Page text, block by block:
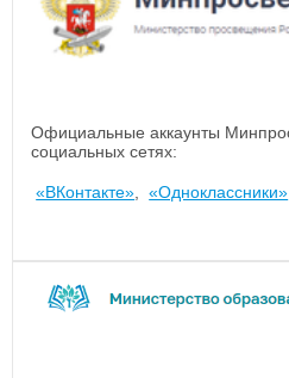
Официальные аккаунты
социальных сетях:
«ВКонтакте»,«Одноклассники»